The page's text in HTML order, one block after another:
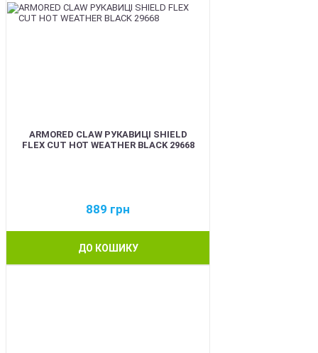
ARMORED CLAW РУКАВИЦІ SHIELD
FLEX CUT HOT WEATHER BLACK 29668
889 грн
ДО КОШИКУ